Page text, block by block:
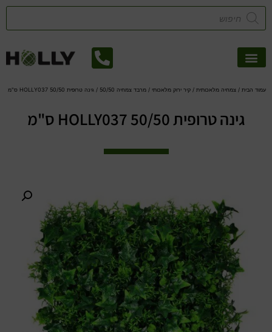
עמוד הבית / צמחיה מלאכותית / קיר ירוק מלאכותי / מרבד צמחיה 50/50 / גינה טרופית HOLLY037 50/50 ס"מ
גינה טרופית HOLLY037 50/50 ס"מ